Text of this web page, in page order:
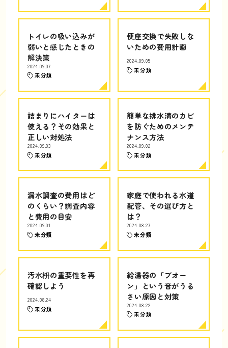
トイレの吸い込みが
弱いと感じたときの
解決策
2024.09.07
未分類
便座交換で失敗しな
いための費用計画
2024.09.05
未分類
詰まりにハイターは
使える？その効果と
正しい対処法
2024.09.03
未分類
簡単な排水溝のカビ
を防ぐためのメンテ
ナンス方法
2024.09.02
未分類
漏水調査の費用はど
のくらい？調査内容
と費用の目安
2024.09.01
未分類
家庭で使われる水道
配管、その選び方と
は？
2024.08.27
未分類
汚水枡の重要性を再
確認しよう
2024.08.24
未分類
給湯器の「ブオー
ン」という音がうる
さい原因と対策
2024.08.22
未分類